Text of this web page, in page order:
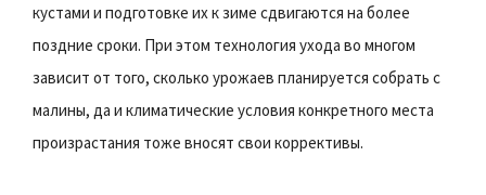
кустами и подготовке их к зиме сдвигаются на более
поздние сроки. При этом технология ухода во многом
зависит от того, сколько урожаев планируется собрать с
малины, да и климатические условия конкретного места
произрастания тоже вносят свои коррективы.